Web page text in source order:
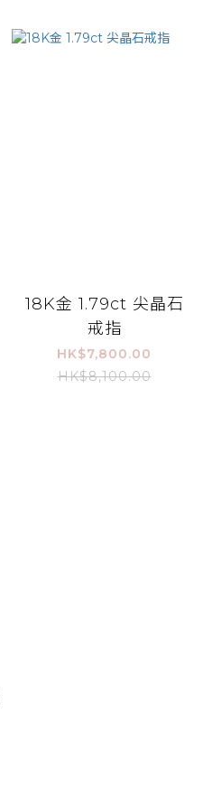
18K金 1.79ct 尖晶石
戒指
HK$7,800.00
HK$8,100.00